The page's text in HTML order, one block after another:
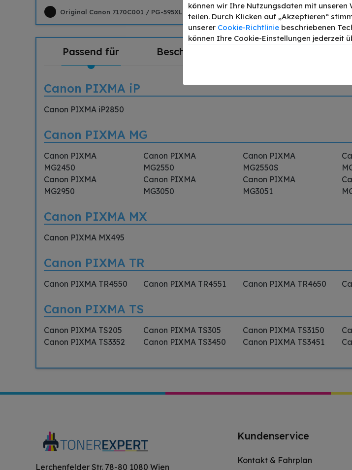
Original Canon 7170C001 / PG-595XL Tinte Schwarz bis zu 300 Seiten
Passend für Beschreibung
Canon PIXMA iP
Canon PIXMA iP2850
Canon PIXMA MG
Canon PIXMA
MG2450
Canon PIXMA
MG2550
Canon PIXMA
MG2550S
Canon PIXMA
MG2950
Canon PIXMA
MG3050
Canon PIXMA
MG3051
Canon PIXMA MX
Canon PIXMA MX495
Canon PIXMA TR
Canon PIXMA TR4550 Canon PIXMA TR4551 Canon PIXMA TR4650
Canon PIXMA TS
Canon PIXMA TS205 Canon PIXMA TS305 Canon PIXMA TS3150
Canon PIXMA TS3352
Canon PIXMA TS3450 Canon PIXMA TS3451
Lerchenfelder Str. 78-80 1080 Wien
Kundenservice
Kontakt & Fahrplan
können wir Ihre Nutzungsdaten mit unseren
teilen. Durch Klicken auf „Akzeptieren“
unserer Cookie-Richtlinie beschriebenen
können Ihre Cookie-Einstellungen jederzeit